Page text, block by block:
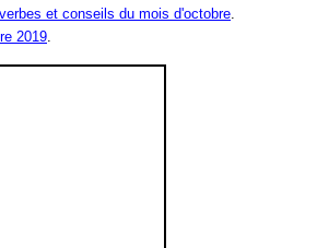
et conseils du mois d'octobre.
2019.